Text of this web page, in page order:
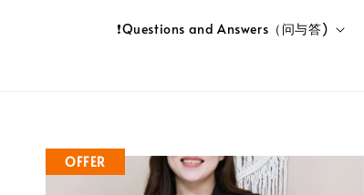
❗Questions and Answers（问与答)
OFFER